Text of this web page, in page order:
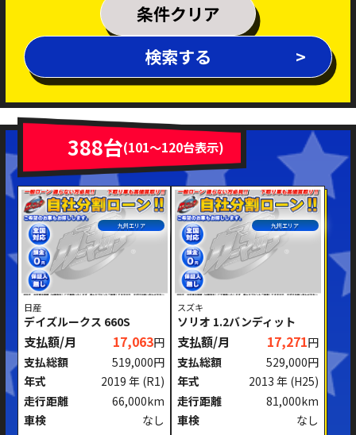
排気量
年式 ～
新着車両
修復歴あり
ミッション
AT
MT
ハンドル
右ハンドル 左ハンドル
条件クリア
検索する
388台(101～120台表示)
九州エリア
日産
デイズルークス 660S
支払額/月 17,063円
支払総額
519,000円
年式
2019 年 (R1)
走行距離
66,000km
車検
なし
九州エリア
スズキ
ソリオ 1.2バンディット
支払額/月 17,271円
支払総額
529,000円
年式
2013 年 (H25)
走行距離
81,000km
車検
なし